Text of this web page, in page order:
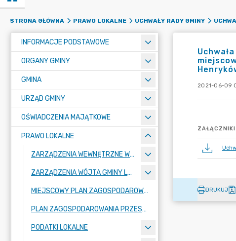
STRONA GŁÓWNA PRAWO LOKALNE UCHWAŁY RADY GMINY
INFORMACJE PODSTAWOWE
ORGANY GMINY
GMINA
URZĄD GMINY
OŚWIADCZENIA MAJĄTKOWE
PRAWO LOKALNE
ZARZĄDZENIA WEWNĘTRZNE WÓJTA GMINY LUBAŃ
ZARZĄDZENIA WÓJTA GMINY LUBAŃ
MIEJSCOWY PLAN ZAGOSPODAROWANIA PRZESTRZENNEGO
PLAN ZAGOSPODAROWANIA PRZESTRZENNEGO
PODATKI LOKALNE
2021-06-09
ZAŁĄCZNIKI
DRUKUJ